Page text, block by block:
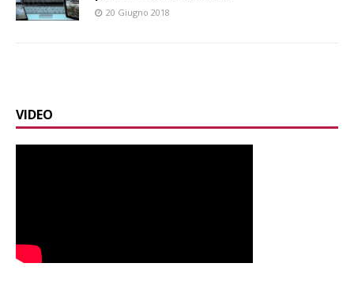
20 Giugno 2018
VIDEO